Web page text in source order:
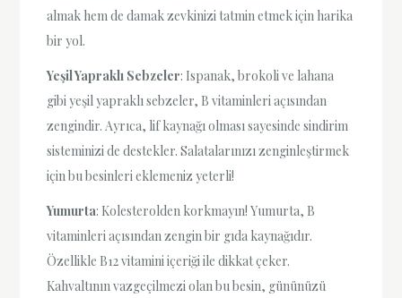
almak hem de damak zevkinizi tatmin etmek için harika
bir yol.
Yeşil Yapraklı Sebzeler: Ispanak, brokoli ve lahana
gibi yeşil yapraklı sebzeler, B vitaminleri açısından
zengindir. Ayrıca, lif kaynağı olması sayesinde sindirim
sisteminizi de destekler. Salatalarınızı zenginleştirmek
için bu besinleri eklemeniz yeterli!
Yumurta: Kolesterolden korkmayın! Yumurta, B
vitaminleri açısından zengin bir gıda kaynağıdır.
Özellikle B12 vitamini içeriği ile dikkat çeker.
Kahvaltının vazgeçilmezi olan bu besin, gününüzü